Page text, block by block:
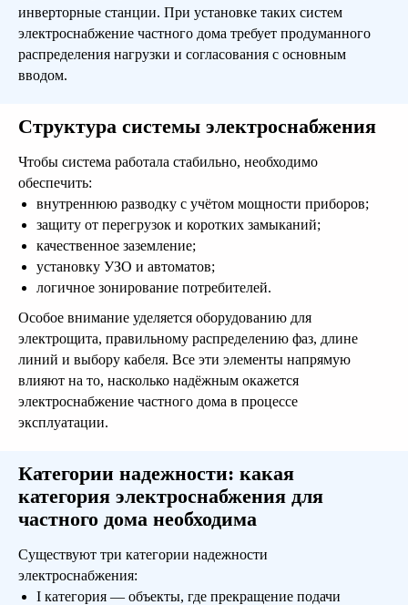
инверторные станции. При установке таких систем
электроснабжение частного дома требует продуманного
распределения нагрузки и согласования с основным
вводом.
Структура системы электроснабжения
Чтобы система работала стабильно, необходимо
обеспечить:
внутреннюю разводку с учётом мощности приборов;
защиту от перегрузок и коротких замыканий;
качественное заземление;
установку УЗО и автоматов;
логичное зонирование потребителей.
Особое внимание уделяется оборудованию для
электрощита, правильному распределению фаз, длине
линий и выбору кабеля. Все эти элементы напрямую
влияют на то, насколько надёжным окажется
электроснабжение частного дома в процессе
эксплуатации.
Категории надежности: какая
категория электроснабжения для
частного дома необходима
Существуют три категории надежности
электроснабжения:
I категория — объекты, где прекращение подачи